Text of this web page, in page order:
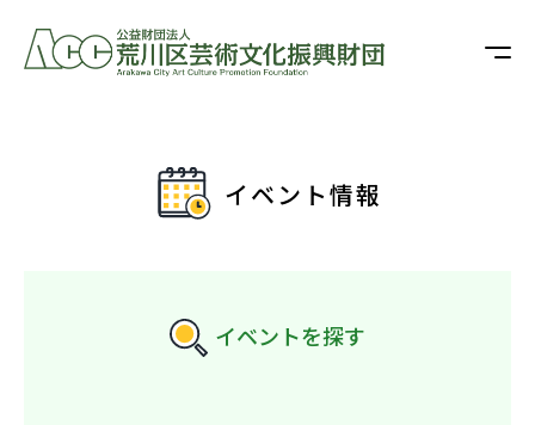
イベント情報
イベントを探す